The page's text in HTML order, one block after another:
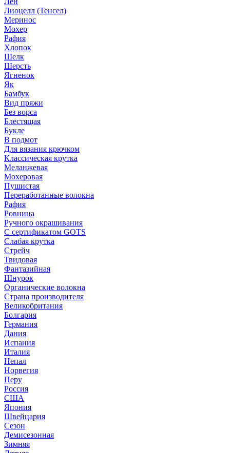
Лиоцелл (Тенсел)
Меринос
Мохер
Рафия
Хлопок
Шелк
Шерсть
Ягненок
Як
Бамбук
Вид пряжи
Без ворса
Блестящая
Букле
В подмот
Для вязания крючком
Классическая крутка
Меланжевая
Мохеровая
Пушистая
Переработанные волокна
Рафия
Ровница
Ручного окрашивания
С сертификатом GOTS
Слабая крутка
Стрейч
Твидовая
Фантазийная
Шнурок
Органические волокна
Страна производителя
Великобритания
Болгария
Германия
Дания
Испания
Италия
Непал
Норвегия
Перу
Россия
США
Япония
Швейцария
Сезон
Демисезонная
Зимняя